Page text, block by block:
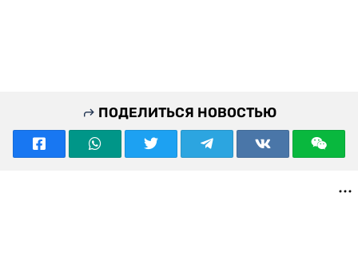
ПОДЕЛИТЬСЯ НОВОСТЬЮ